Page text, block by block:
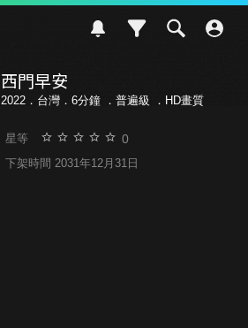
西門早安
2022．台灣．6分鐘 ． 普遍級 ．HD畫質
星等 0
下架時間 2031年12月31日